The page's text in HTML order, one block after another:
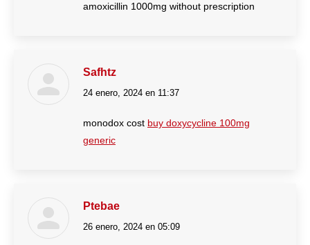
amoxicillin 1000mg without prescription
Safhtz
dice:
24 enero, 2024 en 11:37
monodox cost buy doxycycline 100mg
generic
Ptebae
dice:
26 enero, 2024 en 05:09